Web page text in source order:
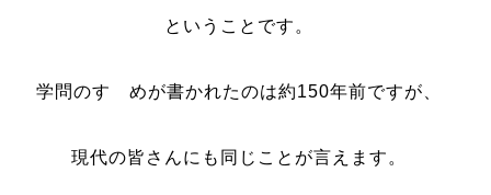
ということです。
学問のすゝめが書かれたのは約150年前ですが、
現代の皆さんにも同じことが言えます。